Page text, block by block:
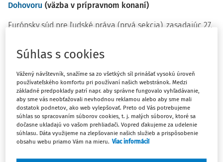
Dohovoru (väzba v prípravnom konaní)
Európsky súd pre ľudské práva (prvá sekcia), zasadajúc 27.
Artúrs Kučs, predseda, Alena Poláčková, Anna Adamska-
Gallant, sudcovia,
a Liv Tigerstedt, zástupkyňa tajomníka sekcie,
berúc do úvahy:
sťažnosť (č. 42148/21) proti Slovenskej republike, podanú
na Súd podľačlánku 34 Dohovoru o ochrane ľudských
Súhlas s cookies
Vážený návštevník, snažíme sa zo všetkých síl prinášať vysokú úroveň
používateľského komfortu pri používaní našich webstránok. Medzi
základné predpoklady patrí napr. aby správne fungovalo vyhľadávanie,
aby sme vás neobťažovali nevhodnou reklamou alebo aby sme mali
dostatok podnetov, ako web vylepšovať. Preto od Vás potrebujeme
súhlas so spracovaním súborov cookies, t. j. malých súborov, ktoré sa
dočasne ukladajú vo vašom prehliadači. Vopred ďakujeme za udelenie
súhlasu. Dáta využijeme na zlepšovanie našich služieb a prispôsobenie
obsahu webu priamo Vám na mieru. Viac informácií